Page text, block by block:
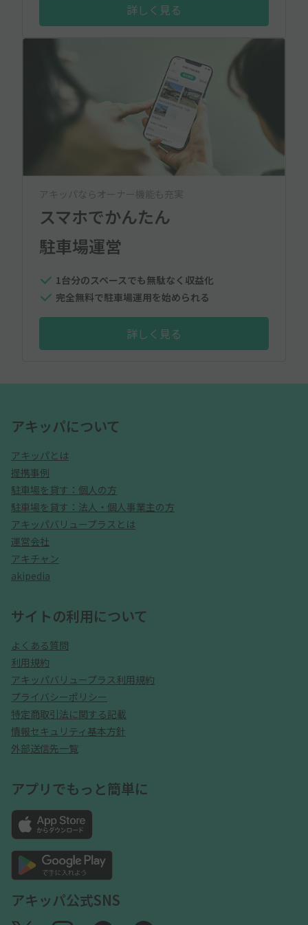
詳しく見る
アキッパならオーナー機能も充実
スマホでかんたん
駐車場運営
1台分のスペースでも無駄なく収益化
完全無料で駐車場運用を始められる
詳しく見る
アキッパについて
アキッパとは
提携事例
駐車場を貸す：個人の方
駐車場を貸す：法人・個人事業主の方
アキッパバリュープラスとは
運営会社
アキチャン
akipedia
サイトの利用について
よくある質問
利用規約
アキッパバリュープラス利用規約
プライバシーポリシー
特定商取引法に関する記載
情報セキュリティ基本方針
外部送信先一覧
アプリでもっと簡単に
アキッパ公式SNS